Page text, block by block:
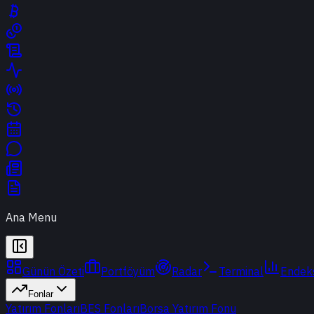
Ana Menu
Günün Özeti Portföyüm Radar Terminal
Fonlar
Yatırım FonlarıBES FonlarıBorsa Yatırım Fonu